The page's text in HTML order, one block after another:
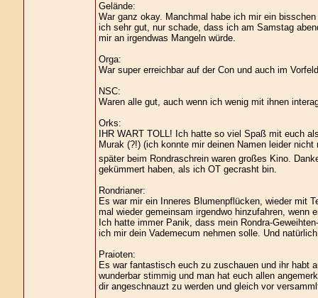
Gelände:
War ganz okay. Manchmal habe ich mir ein
ich sehr gut, nur schade, dass ich am Samstag
mir an irgendwas Mangeln würde.
Orga:
War super erreichbar auf der Con und auch im
NSC:
Waren alle gut, auch wenn ich wenig mit ihnen
Orks:
IHR WART TOLL! Ich hatte so viel Spaß mit euch
Murak (?!) (ich konnte mir deinen Namen leider
später beim Rondraschrein waren großes Kino.
gekümmert haben, als ich OT gecrasht bin.
Rondrianer:
Es war mir ein Inneres Blumenpflücken, wieder mit
mal wieder gemeinsam irgendwo hinzufahren, wenn
Ich hatte immer Panik, dass mein Rondra-
ich mir dein Vademecum nehmen solle. Und
Praioten:
Es war fantastisch euch zu zuschauen und ihr habt
wunderbar stimmig und man hat euch allen
dir angeschnauzt zu werden und gleich vor